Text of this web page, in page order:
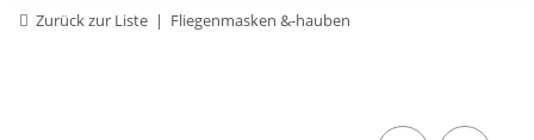
Zurück zur Liste Fliegenmasken &-hauben